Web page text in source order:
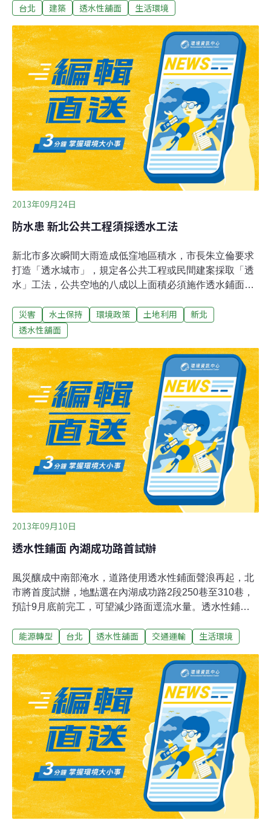
程系特聘教授林啟瑞帶領學生蘇楷倫、陶明科、蔡漢軒和
表溫度不斷提高，團隊利用黏骨材混合製作生態磚，並於
凹槽孔洞中種植物，具易吸收水分、透水性佳等優點，已
達試量產階段，將於桃園農工校園內鋪設使用。湯鑫進表
示，除可為都市環境增加綠意，生態磚最大的優點在於
「降溫」，尤其夏天太陽曝曬，一般柏油路面可能快速升
溫到近攝氏58度，生態磚因含水量高，透過水氣蒸發，溫
度至少比柏油路面低了近20度。
台北 建築 透水性舖面 生活環境
2013年09月24日
防水患 新北公共工程須採透水工法
新北市多次瞬間大雨造成低窪地區積水，市長朱立倫要求
打造「透水城市」，規定各公共工程或民間建案採取「透
水」工法，公共空地的八成以上面積必須施作透水鋪面；
工法，包括綠屋頂、雨水滯蓄設施、雨水貯集利用、雨花
園、草溝等。水利局長古沼格表示，目前的雨水下水道都
量」超過六十毫米（六公分），低窪地區因排水宣洩不及
就會積水。由於改善雨水下水道需龐大經費且曠日廢時，
所以要加強建築基地的保水、透水，讓建築物類似「水撲
滿」、「海綿」，調節、延緩排水的速度，降低下水道負
荷。他指出，「透水城市」的目標是讓地表開發前所能吸
附的水量，在開發後還能維持、甚至增加，包括設雨水滯
蓄設施、地面貯水設施、地下貯水設施、綠屋頂、草溝、
透水鋪面、滲透排水管等。古沼格說，已發布實施「新北
市政府辦理公共設施用地開發透水保水實施要點」，先
災害 水土保持 環境政策 土地利用
新北
透水性舖面
2013年09月10日
透水性鋪面 內湖成功路首試辦
風災釀成中南部淹水，道路使用透水性鋪面聲浪再起，北
市將首度試辦，地點選在內湖成功路2段250巷至310巷，
預計9月底前完工，可望減少路面逕流水量。透水性鋪面
鋪面。由於表面孔隙大、數量又多，如同「爆米香」凹凹
府新工處表示，透水性鋪面廣泛使用在高速公路上，因路
面若有積水，車輛高速行駛過，容易產生水霧，影響後方
駕駛視線。另一方面，大孔隙表面如同海綿體，可吸收噪
音。然而透水性鋪面也有缺點，若表面沾染粉塵和汙染，
致孔隙變小，排水效果就會降低。新工處表示，文獻指出
若未處理透水性鋪面表層髒汙，平均3年後排水效力就會
喪失。
能源轉型 台北 透水性舖面 交通運輸 生活環境